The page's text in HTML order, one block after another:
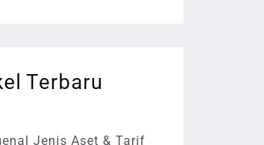
Terbaru
Jenis Aset & Tarif